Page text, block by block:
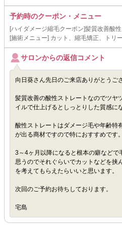
予約時のクーポン・メニュー
[ハイダメージ縮毛クーポン]髪質改善酸
[施術メニュー] カット、縮毛矯正、トリ
サロンからの返信コメント
向日葵さん先日のご来店ありがとうご
髪質改善の酸性ストレートなのでツヤ
イルで仕上げるとしっとりした質感に
酸性ストレートはダメージ毛や年齢特
が出る商材ですので特におすすめです。
3～4ヶ月以降になると根本の癖などで
思うのでそれぐらいでカットなどを挟
を考えてもらえたらいいと思います。
次回のご予約お待ちしております。
宅島